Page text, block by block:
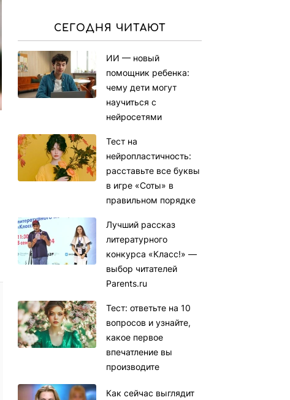
СЕГОДНЯ ЧИТАЮТ
ИИ — новый
помощник ребенка:
чему дети могут
научиться с
нейросетями
Тест на
нейропластичность:
расставьте все буквы
в игре «Соты» в
правильном порядке
Лучший рассказ
литературного
конкурса «Класс!» —
выбор читателей
Parents.ru
Тест: ответьте на 10
вопросов и узнайте,
какое первое
впечатление вы
производите
Как сейчас выглядит